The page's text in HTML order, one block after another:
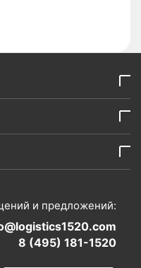
и предложений:
8 (495) 181-1520